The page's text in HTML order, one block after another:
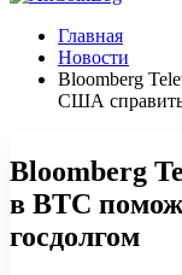
Главная
Новости
Bloomberg
США
Bloomberg
в BTC
госдолгом